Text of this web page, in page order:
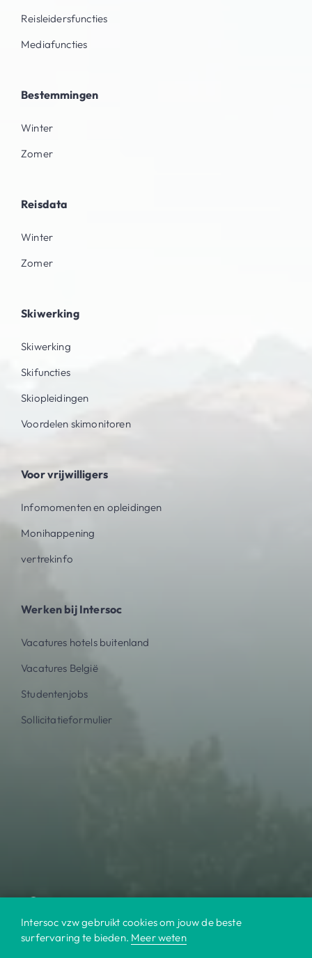
Reisleidersfuncties
Mediafuncties
Bestemmingen
Winter
Zomer
Reisdata
Winter
Zomer
Skiwerking
Skiwerking
Skifuncties
Skiopleidingen
Voordelen skimonitoren
Voor vrijwilligers
Infomomenten en opleidingen
Monihappening
vertrekinfo
Werken bij Intersoc
Vacatures hotels buitenland
Vacatures België
Studentenjobs
Sollicitatieformulier
Intersoc vzw gebruikt cookies om jouw de beste
surfervaring te bieden. Meer weten